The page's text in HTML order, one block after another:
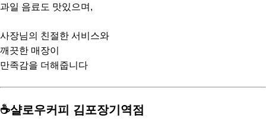
과일 음료도 맛있으며,
사장님의 친절한 서비스와
깨끗한 매장이
만족감을 더해줍니다
☕️샬로우커피 김포장기역점